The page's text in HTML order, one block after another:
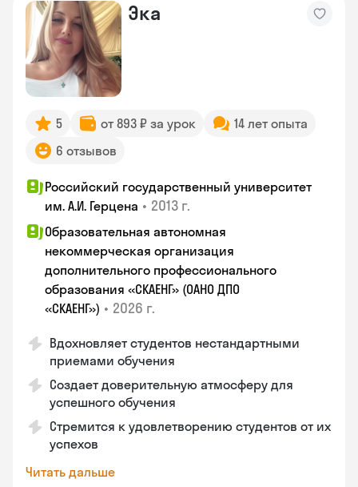
Эка
5 от 893 ₽ за урок
14 лет опыта
6 отзывов
Российский государственный университет
им. А.И. Герцена • 2013 г.
Образовательная автономная
некоммерческая организация
дополнительного профессионального
образования «СКАЕНГ» (ОАНО ДПО
«СКАЕНГ») • 2026 г.
Вдохновляет студентов нестандартными
приемами обучения
Создает доверительную атмосферу для
успешного обучения
Стремится к удовлетворению студентов от их
успехов
Читать дальше